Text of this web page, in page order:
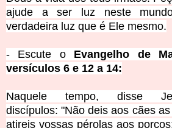
ajude a ser luz neste
verdadeira luz que é Ele mesmo.
- Escute o Evangelho de
versículos 6 e 12 a 14:
Naquele tempo, disse
discípulos:"Não deis aos cães
atireis vossas pérolas aos